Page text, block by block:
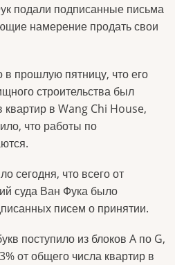
подали подписанные письма
намерение продать свои
в прошлую пятницу, что его
строительства был
в Wang Chi House,
что работы по
сегодня, что всего от
суда Ван Фука было
писем о принятии.
поступило из блоков A по G,
от общего числа квартир в